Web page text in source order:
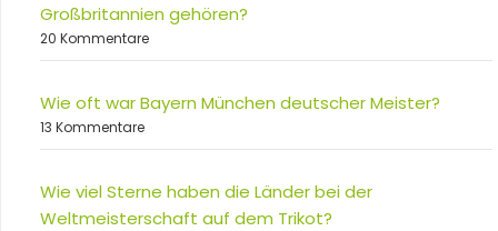
Großbritannien gehören?
20 Kommentare
Wie oft war Bayern München deutscher Meister?
13 Kommentare
Wie viel Sterne haben die Länder bei der
Weltmeisterschaft auf dem Trikot?